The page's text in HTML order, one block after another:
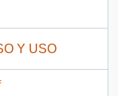
Y USO